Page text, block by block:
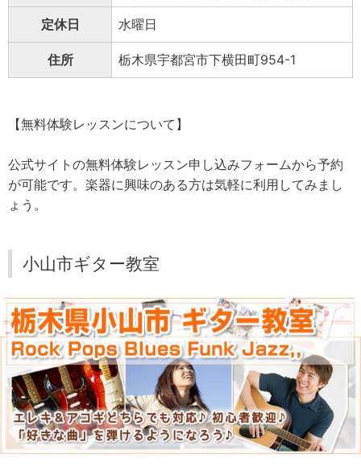
定休日 水曜日
住所 栃木県宇都宮市下横田町954-1
【無料体験レッスンについて】
公式サイトの無料体験レッスン申し込みフォームから予約
が可能です。楽器に興味のある方は気軽に利用してみまし
ょう。
小山市ギター教室